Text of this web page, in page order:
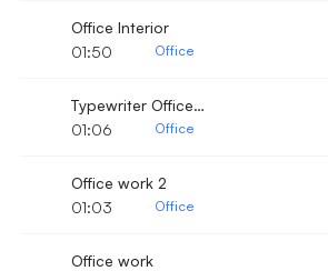
Office Interior
01:50
Office
Typewriter Office Work
01:06
Office
Office work 2
01:03
Office
Office work